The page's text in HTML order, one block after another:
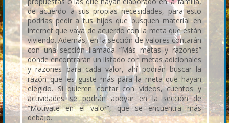
de acuerdo a sus propias necesidades, para esto
podrías pedir a tus hijos que busquen material en
internet que vaya de acuerdo con la meta que están
viviendo. Además, en la sección de valores contarán
con una sección llamada “Más metas y razones”
donde encontrarán un listado con metas adicionales
y razones para cada valor, ahí podrán buscar la
razón que les guste más para la meta que hayan
elegido. Si quieren contar con videos, cuentos y
actividades se podrán apoyar en la sección de
“Motívate en el valor”, que se encuentra más
debajo.